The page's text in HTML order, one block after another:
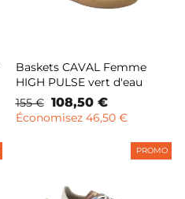
Baskets CAVAL Femme
HIGH PULSE vert d'eau
Prix
normal
155 € Prix
remisé
108,50 €
Économisez 46,50 €
PROMO